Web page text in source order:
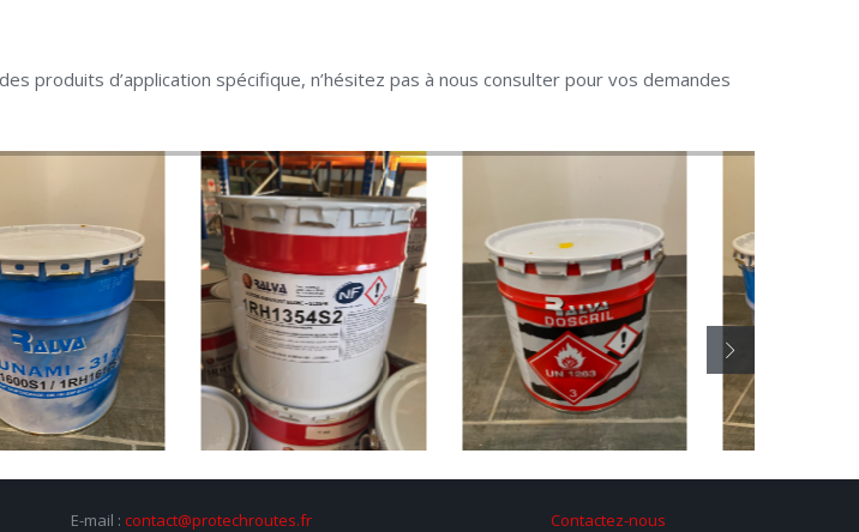
produits d’application spécifique, n’hésitez pas à nous consulter pour vos demandes
E-mail : contact@protechroutes.fr Contactez-nous